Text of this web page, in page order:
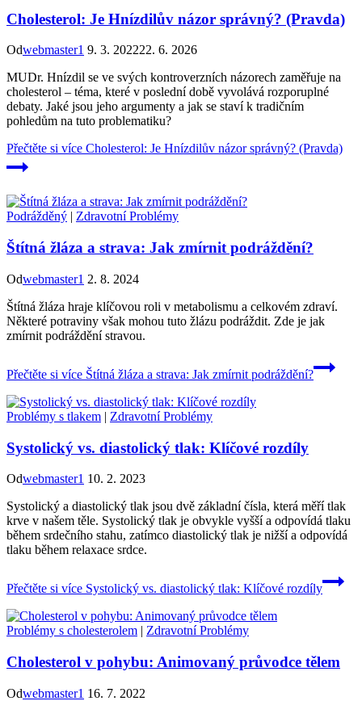
Cholesterol: Je Hnízdilův názor správný? (Pravda)
Odwebmaster1 9. 3. 202222. 6. 2026
MUDr. Hnízdil se ve svých kontroverzních názorech zaměřuje na
cholesterol – téma, které v poslední době vyvolává rozporuplné
debaty. Jaké jsou jeho argumenty a jak se staví k tradičním
pohledům na tuto problematiku?
Přečtěte si více Cholesterol: Je Hnízdilův názor správný? (Pravda)
Podrážděný | Zdravotní Problémy
Štítná žláza a strava: Jak zmírnit podráždění?
Odwebmaster1 2. 8. 2024
Štítná žláza hraje klíčovou roli v metabolismu a celkovém zdraví.
Některé potraviny však mohou tuto žlázu podráždit. Zde je jak
zmírnit podráždění stravou.
Přečtěte si více Štítná žláza a strava: Jak zmírnit podráždění?
Problémy s tlakem | Zdravotní Problémy
Systolický vs. diastolický tlak: Klíčové rozdíly
Odwebmaster1 10. 2. 2023
Systolický a diastolický tlak jsou dvě základní čísla, která měří tlak
krve v našem těle. Systolický tlak je obvykle vyšší a odpovídá tlaku
během srdečního stahu, zatímco diastolický tlak je nižší a odpovídá
tlaku během relaxace srdce.
Přečtěte si více Systolický vs. diastolický tlak: Klíčové rozdíly
Problémy s cholesterolem | Zdravotní Problémy
Cholesterol v pohybu: Animovaný průvodce tělem
Odwebmaster1 16. 7. 2022